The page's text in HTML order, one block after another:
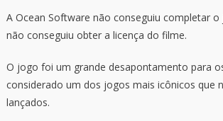
A Ocean Software não conseguiu completar
não conseguiu obter a licença do filme.
O jogo foi um grande desapontamento para
considerado um dos jogos mais icônicos que
lançados.